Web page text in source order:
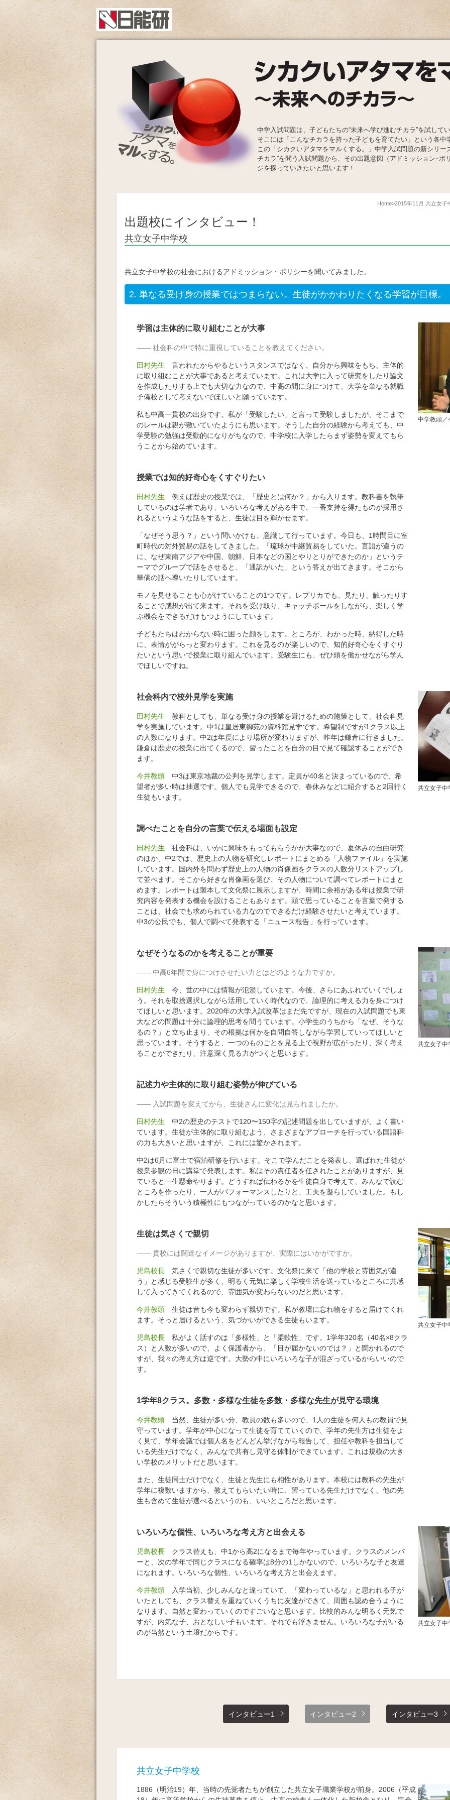
中学入試問題は、子どもたちの“未来へ学び進むチカラ”を試して
そこには「こんなチカラを持った子どもを育てたい」という各
この「シカクいアタマをマルくする。」中学入試問題の新シリー
チカラ”を問う入試問題から、その出題意図（アドミッション･ポ
ジを探っていきたいと思います！
Home 2015年11月 共立女子
出題校にインタビュー！
共立女子中学校
共立女子中学校の社会におけるアドミッション・ポリシーを聞いてみました。
2. 単なる受け身の授業ではつまらない。生徒がかかわりたくなる学習が目標。
学習は主体的に取り組むことが大事
社会科の中で特に重視していることを教えてください。
田村先生 言われたからやるというスタンスではなく、自分から興味をもち、主体的
に取り組むことが大事であると考えています。これは大学に入って研究をしたり論文
を作成したりする上でも大切な力なので、中高の間に身につけて、大学を単なる就職
予備校として考えないでほしいと願っています。
私も中高一貫校の出身です。私が「受験したい」と言って受験しましたが、そこまで
のレールは親が敷いていたようにも思います。そうした自分の経験から考えても、中
学受験の勉強は受動的になりがちなので、中学校に入学したらまず姿勢を変えてもら
うことから始めています。
中学教頭／
授業では知的好奇心をくすぐりたい
田村先生 例えば歴史の授業では、「歴史とは何か？」から入ります。教科書を執筆
しているのは学者であり、いろいろな考えがある中で、一番支持を得たものが採用さ
れるというような話をすると、生徒は目を輝かせます。
「なぜそう思う？」という問いかけも、意識して行っています。今日も、1時間目に室
町時代の対外貿易の話をしてきました。「琉球が中継貿易をしていた。言語が違うの
に、なぜ東南アジアや中国、朝鮮、日本などの国とやりとりができたのか」というテ
ーマでグループで話をさせると、「通訳がいた」という答えが出てきます。そこから
華僑の話へ導いたりしています。
モノを見せることも心がけていることの1つです。レプリカでも、見たり、触ったりす
ることで感想が出て来ます。それを受け取り、キャッチボールをしながら、楽しく学
ぶ機会をできるだけもつようにしています。
子どもたちはわからない時に困った顔をします。ところが、わかった時、納得した時
に、表情ががらっと変わります。これを見るのが楽しいので、知的好奇心をくすぐり
たいという思いで授業に取り組んでいます。受験生にも、ぜひ頭を働かせながら学ん
でほしいですね。
社会科内で校外見学を実施
田村先生 教科としても、単なる受け身の授業を避けるための施策として、社会科見
学を実施しています。中1は皇居東御苑の資料館見学です。希望制ですが1クラス以上
の人数になります。中2は年度により場所が変わりますが、昨年は鎌倉に行きました。
鎌倉は歴史の授業に出てくるので、習ったことを自分の目で見て確認することができ
ます。
今井教頭 中3は東京地裁の公判を見学します。定員が40名と決まっているので、希
望者が多い時は抽選です。個人でも見学できるので、春休みなどに紹介すると2回行く
生徒もいます。
共立女子中
調べたことを自分の言葉で伝える場面も設定
田村先生 社会科は、いかに興味をもってもらうかが大事なので、夏休みの自由研究
のほか、中2では、歴史上の人物を研究しレポートにまとめる「人物ファイル」を実施
しています。国内外を問わず歴史上の人物の肖像画をクラスの人数分リストアップし
て並べます。そこから好きな肖像画を選び、その人物について調べてレポートにまと
めます。レポートは製本して文化祭に展示しますが、時間に余裕がある年は授業で研
究内容を発表する機会を設けることもあります。頭で思っていることを言葉で発する
ことは、社会でも求められている力なのでできるだけ経験させたいと考えています。
中3の公民でも、個人で調べて発表する「ニュース報告」を行っています。
なぜそうなるのかを考えることが重要
中高6年間で身につけさせたい力とはどのような力ですか。
田村先生 今、世の中には情報が氾濫しています。今後、さらにあふれていくでしょ
う。それを取捨選択しながら活用していく時代なので、論理的に考える力を身につけ
てほしいと思います。2020年の大学入試改革はまだ先ですが、現在の入試問題でも東
大などの問題は十分に論理的思考を問うています。小学生のうちから「なぜ、そうな
るの？」と立ち止まり、その根拠は何かを自問自答しながら学習していってほしいと
思っています。そうすると、一つのものごとを見る上で視野が広がったり、深く考え
ることができたり、注意深く見る力がつくと思います。
共立女子中
記述力や主体的に取り組む姿勢が伸びている
入試問題を変えてから、生徒さんに変化は見られましたか。
田村先生 中2の歴史のテストで120〜150字の記述問題を出していますが、よく書い
ています。生徒が主体的に取り組むよう、さまざまなアプローチを行っている国語科
の力も大きいと思いますが、これには驚かされます。
中2は6月に富士で宿泊研修を行います。そこで学んだことを発表し、選ばれた生徒が
授業参観の日に講堂で発表します。私はその責任者を任されたことがありますが、見
ていると一生懸命やります。どうすれば伝わるかを生徒自身で考えて、みんなで読む
ところを作ったり、一人がパフォーマンスしたりと、工夫を凝らしていました。もし
かしたらそういう積極性にもつながっているのかなと思います。
生徒は気さくで親切
貴校には闊達なイメージがありますが、実際にはいかがですか。
児島校長 気さくで親切な生徒が多いです。文化祭に来て「他の学校と雰囲気が違
う」と感じる受験生が多く、明るく元気に楽しく学校生活を送っているところに共感
して入ってきてくれるので、雰囲気が変わらないのだと思います。
今井教頭 生徒は昔も今も変わらず親切です。私が教壇に忘れ物をすると届けてくれ
ます。そっと届けるという、気づかいができる生徒もいます。
児島校長 私がよく話すのは「多様性」と「柔軟性」です。1学年320名（40名×8クラ
ス）と人数が多いので、よく保護者から、「目が届かないのでは？」と聞かれるので
すが、我々の考え方は逆です。大勢の中にいろいろな子が混ざっているからいいので
す。
共立女子中
1学年8クラス。多数・多様な生徒を多数・多様な先生が見守る環境
今井教頭 当然、生徒が多い分、教員の数も多いので、1人の生徒を何人もの教員で見
守っています。学年が中心になって生徒を育てていくので、学年の先生方は生徒をよ
く見て、学年会議では個人名をどんどん挙げながら報告して、担任や教科を担当して
いる先生だけでなく、みんなで共有し見守る体制ができています。これは規模の大き
い学校のメリットだと思います。
また、生徒同士だけでなく、生徒と先生にも相性があります。本校には教科の先生が
学年に複数いますから、教えてもらいたい時に、習っている先生だけでなく、他の先
生も含めて生徒が選べるというのも、いいところだと思います。
いろいろな個性、いろいろな考え方と出会える
児島校長 クラス替えも、中1から高2になるまで毎年やっています。クラスのメンバ
ーと、次の学年で同じクラスになる確率は8分の1しかないので、いろいろな子と友達
になれます。いろいろな個性、いろいろな考え方と出会えます。
今井教頭 入学当初、少しみんなと違っていて、「変わっているな」と思われる子が
いたとしても、クラス替えを重ねていくうちに友達ができて、周囲も認め合うように
なります。自然と変わっていくのですごいなと思います。比較的みんな明るく元気で
すが、内気な子、おとなしい子もいます。それでも浮きません。いろいろな子がいる
のが当然という土壌だからです。
共立女子中
インタビュー1 インタビュー2 インタビュー3
共立女子中学校
1886（明治19）年、当時の先覚者たちが創立した共立女子職業学校が前身。2006（平成